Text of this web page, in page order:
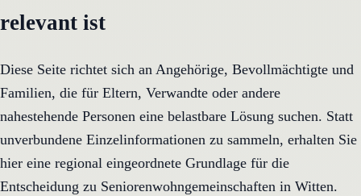
relevant ist
Diese Seite richtet sich an Angehörige, Bevollmächtigte und
Familien, die für Eltern, Verwandte oder andere
nahestehende Personen eine belastbare Lösung suchen. Statt
unverbundene Einzelinformationen zu sammeln, erhalten Sie
hier eine regional eingeordnete Grundlage für die
Entscheidung zu Seniorenwohngemeinschaften in Witten.